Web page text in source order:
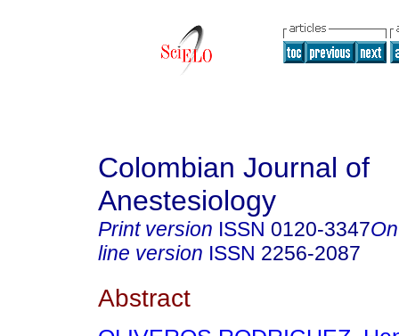
Colombian Journal of
Anestesiology
Print version ISSN 0120-3347
line version ISSN 2256-2087
Abstract